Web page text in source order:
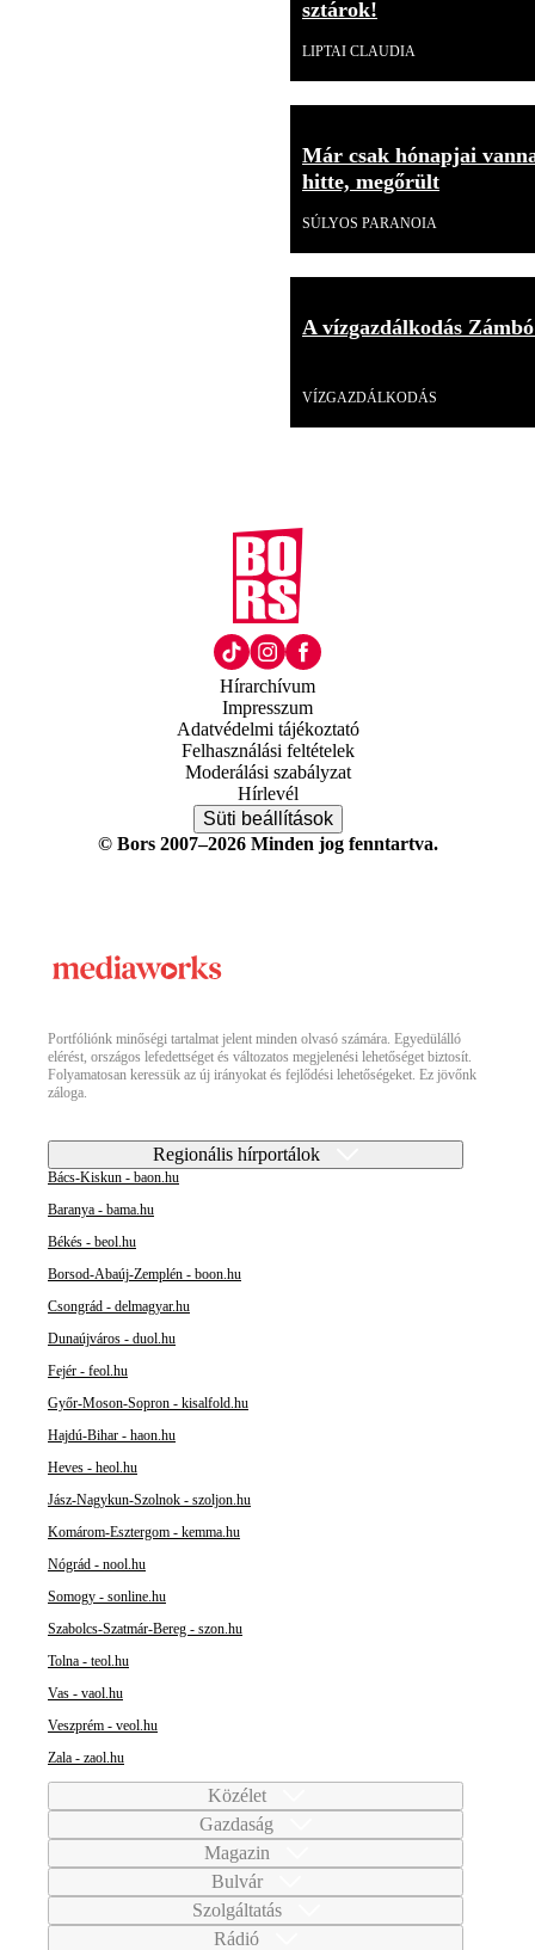
sztárok!
LIPTAI CLAUDIA
Már csak hónapjai
hitte, megőrült
SÚLYOS PARANOIA
A vízgazdálkodás
VÍZGAZDÁLKODÁS
Hírarchívum
Impresszum
Adatvédelmi tájékoztató
Felhasználási feltételek
Moderálási szabályzat
Hírlevél
Süti beállítások
© Bors 2007–2026 Minden jog fenntartva.
Portfóliónk minőségi tartalmat jelent minden olvasó számára. Egyedülálló
elérést, országos lefedettséget és változatos megjelenési lehetőséget biztosít.
Folyamatosan keressük az új irányokat és fejlődési lehetőségeket. Ez jövőnk
záloga.
Regionális hírportálok
Bács-Kiskun - baon.hu
Baranya - bama.hu
Békés - beol.hu
Borsod-Abaúj-Zemplén - boon.hu
Csongrád - delmagyar.hu
Dunaújváros - duol.hu
Fejér - feol.hu
Győr-Moson-Sopron - kisalfold.hu
Hajdú-Bihar - haon.hu
Heves - heol.hu
Jász-Nagykun-Szolnok - szoljon.hu
Komárom-Esztergom - kemma.hu
Nógrád - nool.hu
Somogy - sonline.hu
Szabolcs-Szatmár-Bereg - szon.hu
Tolna - teol.hu
Vas - vaol.hu
Veszprém - veol.hu
Zala - zaol.hu
Közélet
Gazdaság
Magazin
Bulvár
Szolgáltatás
Rádió